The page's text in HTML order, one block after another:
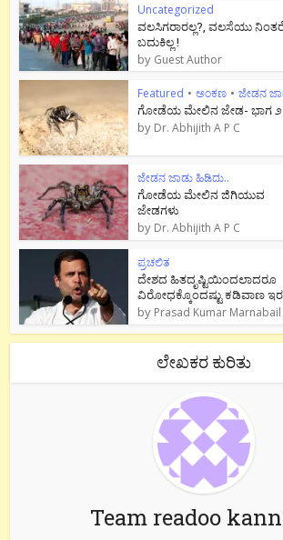
Uncategorized
ವಲಸಿಗರಾರಲ್ಲ?, ವಲಸೆಯು
ಬದುಕಿಲ್ಲ !
by Guest Author
Featured • ಅಂಕಣ • ಜೇಡನ
ಗೋಡೆಯ ಮೇಲಿನ ಜೇಡ- ಭಾಗ ೨
by Dr. Abhijith A P C
ಜೇಡನ ಜಾಡು ಹಿಡಿದು..
ಗೋಡೆಯ ಮೇಲಿನ ಜಿಗಿಯುವ
ಜೇಡಗಳು
by Dr. Abhijith A P C
ಪ್ರಚಲಿತ
ದೇಶದ ಹಿತದೃಷ್ಟಿಯಿಂದಲಾದರೂ
ವಿರೋಧಕ್ಕೊಂದಷ್ಟು ಕಡಿವಾಣ
by Prasad Kumar Marnabail
ಲೇಖಕರ ಕುರಿತು
Team readoo